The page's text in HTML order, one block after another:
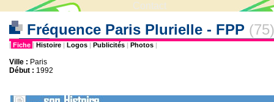
Contact
Fréquence Paris Plurielle - FPP (75)
| Fiche | Histoire | Logos | Publicités | Photos |
Ville : Paris
Début : 1992